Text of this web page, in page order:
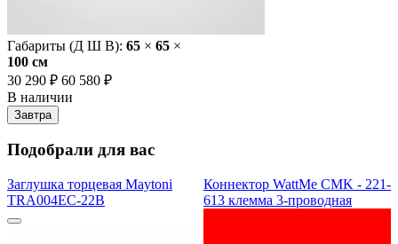
Габариты (Д Ш В): 65 × 65 ×
100 cм
30 290 ₽ 60 580 ₽
В наличии
Завтра
Подобрали для вас
Заглушка торцевая Maytoni
TRA004EC-22B
Коннектор WattMe CMK - 221-
613 клемма 3-проводная